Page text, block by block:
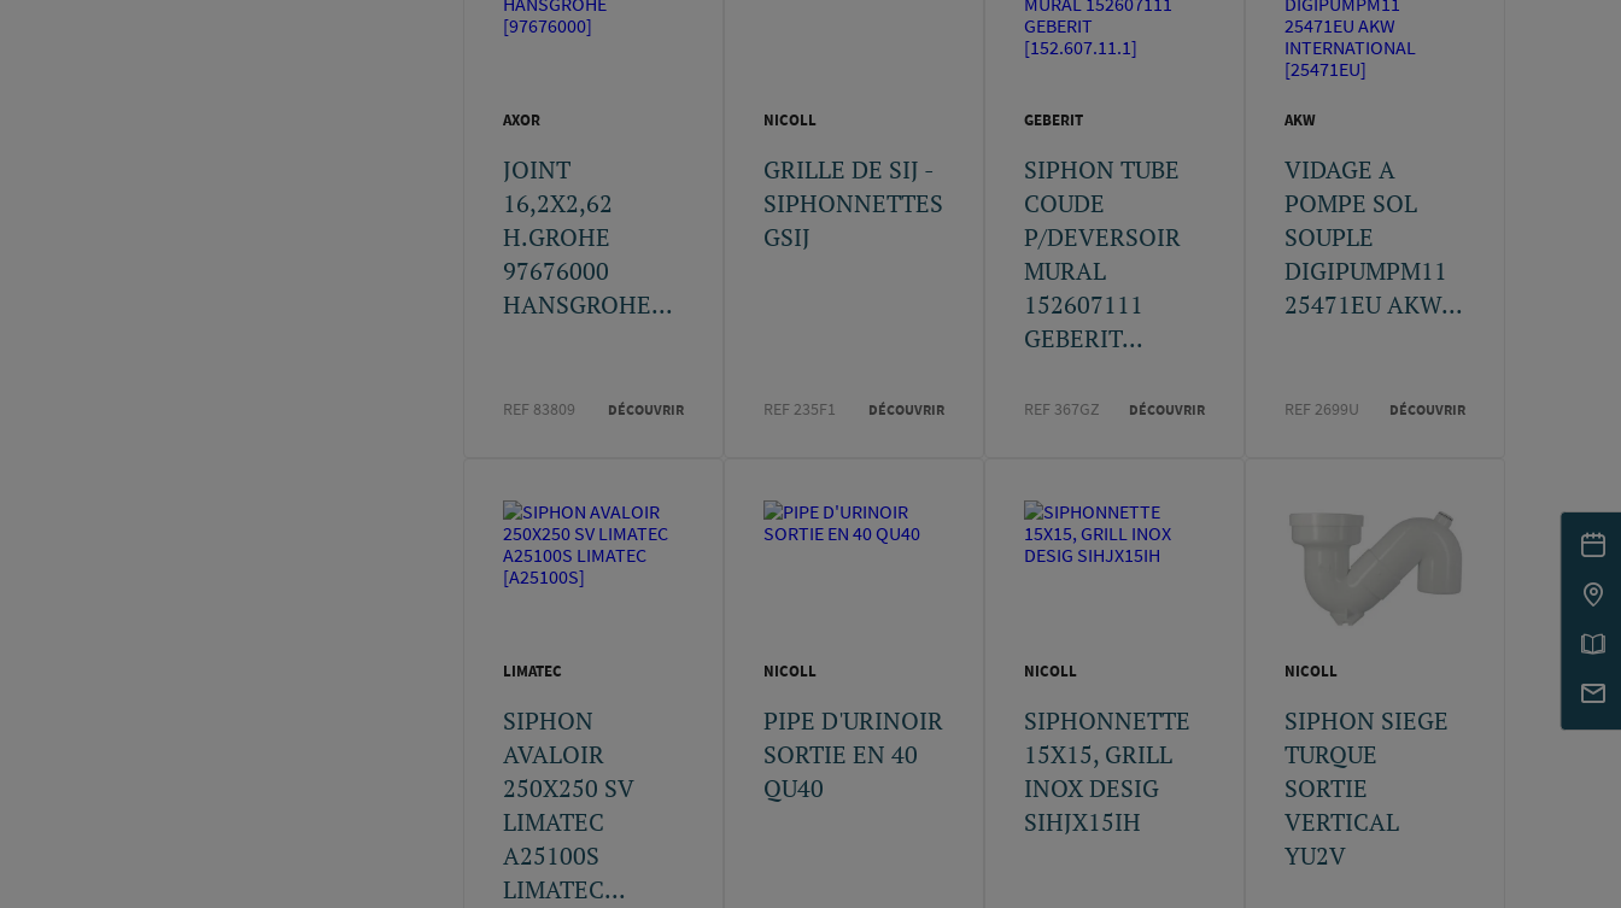
AXOR
JOINT
16,2X2,62
H.GROHE
97676000
HANSGROHE...
REF 83809 DÉCOUVRIR
NICOLL
GRILLE DE SIJ -
SIPHONNETTES
GSIJ
REF 235F1 DÉCOUVRIR
GEBERIT
SIPHON TUBE
COUDE
P/DEVERSOIR
MURAL
152607111
GEBERIT...
REF 367GZ DÉCOUVRIR
AKW
VIDAGE A
POMPE SOL
SOUPLE
DIGIPUMPM11
25471EU AKW...
REF 2699U DÉCOUVRIR
LIMATEC
SIPHON
AVALOIR
250X250 SV
LIMATEC
A25100S
LIMATEC...
NICOLL
PIPE D'URINOIR
SORTIE EN 40
QU40
NICOLL
SIPHONNETTE
15X15, GRILL
INOX DESIG
SIHJX15IH
NICOLL
SIPHON SIEGE
TURQUE
SORTIE
VERTICAL
YU2V